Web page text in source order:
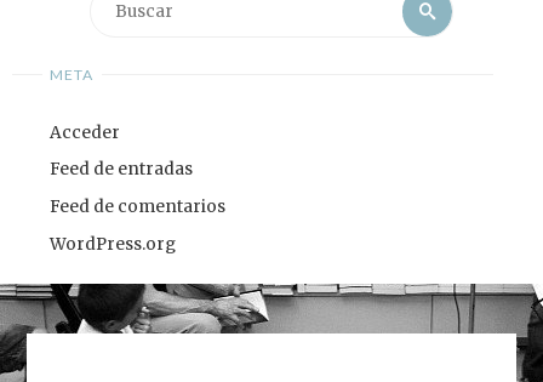
Buscar
META
Acceder
Feed de entradas
Feed de comentarios
WordPress.org